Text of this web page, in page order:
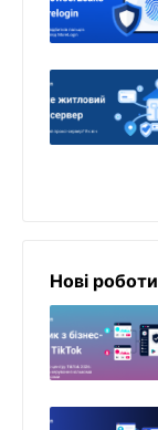
Нові роботи